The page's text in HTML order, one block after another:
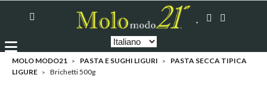
MOLO MODO21 PASTA E SUGHI LIGURI
PASTA SECCA TIPICA
LIGURE
Brichetti 500g